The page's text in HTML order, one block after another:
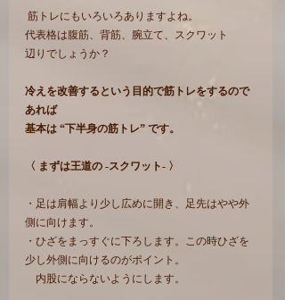
筋トレにもいろいろありますよね。
代表格は腹筋、背筋、腕立て、スクワット
辺りでしょうか？
冷えを改善するという目的で筋トレをするので
あれば
基本は “下半身の筋トレ” です。
〈 まずは王道の -スクワット- 〉
・足は肩幅より少し広めに開き、足先はやや外
側に向けます。
・ひざをまっすぐに下ろします。この時ひざを
少し外側に向けるのがポイント。
内股にならないようにします。